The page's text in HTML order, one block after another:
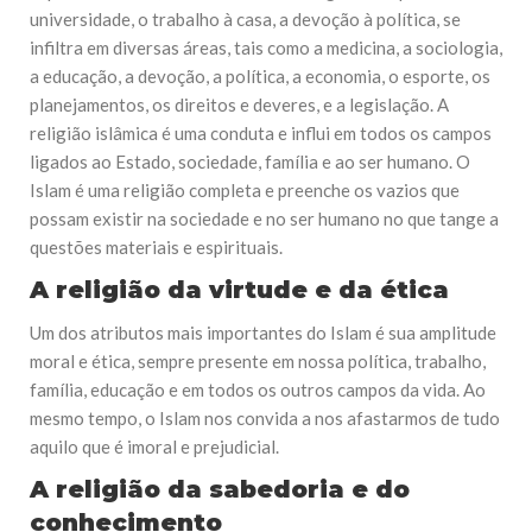
universidade, o trabalho à casa, a devoção à política, se
infiltra em diversas áreas, tais como a medicina, a sociologia,
a educação, a devoção, a política, a economia, o esporte, os
planejamentos, os direitos e deveres, e a legislação. A
religião islâmica é uma conduta e influi em todos os campos
ligados ao Estado, sociedade, família e ao ser humano. O
Islam é uma religião completa e preenche os vazios que
possam existir na sociedade e no ser humano no que tange a
questões materiais e espirituais.
A religião da virtude e da ética
Um dos atributos mais importantes do Islam é sua amplitude
moral e ética, sempre presente em nossa política, trabalho,
família, educação e em todos os outros campos da vida. Ao
mesmo tempo, o Islam nos convida a nos afastarmos de tudo
aquilo que é imoral e prejudicial.
A religião da sabedoria e do
conhecimento